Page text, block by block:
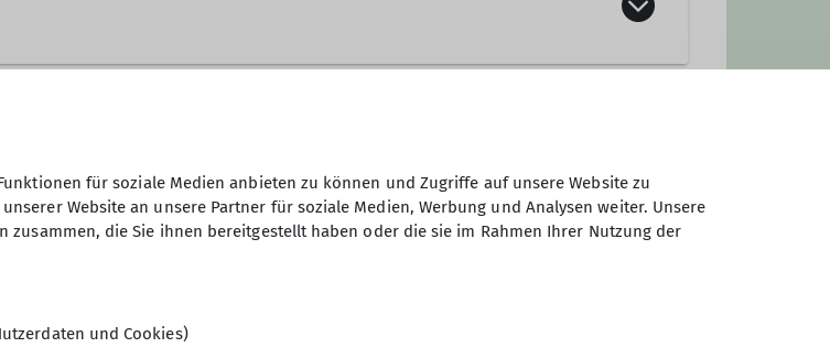
für soziale Medien anbieten zu können und Zugriffe auf unsere Website zu
Website an unsere Partner für soziale Medien, Werbung und Analysen weiter. Unsere
die Sie ihnen bereitgestellt haben oder die sie im Rahmen Ihrer Nutzung der
und Cookies)